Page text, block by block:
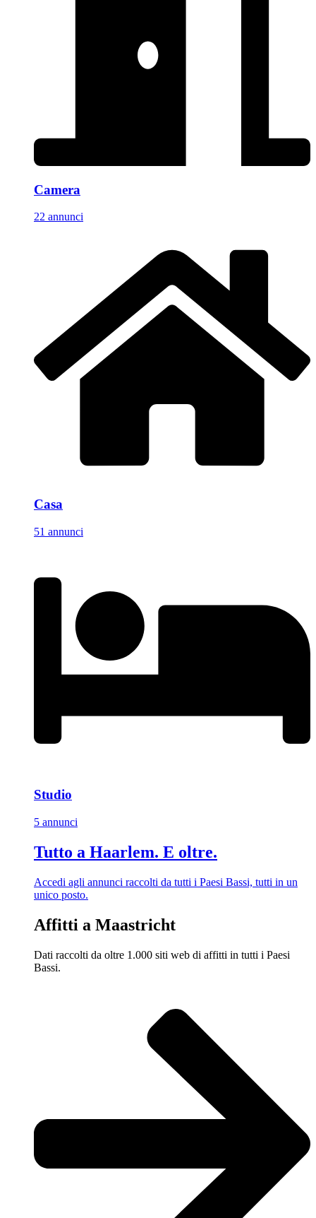
Camera
22 annunci
Casa
51 annunci
Studio
5 annunci
Tutto a Haarlem. E oltre.
Accedi agli annunci raccolti da tutti i Paesi Bassi, tutti in un
unico posto.
Affitti a Maastricht
Dati raccolti da oltre 1.000 siti web di affitti in tutti i Paesi
Bassi.